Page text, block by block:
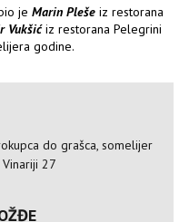
jeMarin Pleše iz restorana
Vukšićiz restorana Pelegrini
godine.
do grašca, somelijer
27